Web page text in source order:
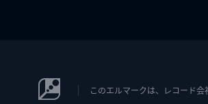
このエルマークは、レコード